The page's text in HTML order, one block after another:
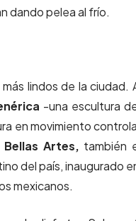
dando pelea al frío.
lindos de la
-una escultura
en movimiento
Bellas Artes, también
del país, inaugurado
mexicanos.